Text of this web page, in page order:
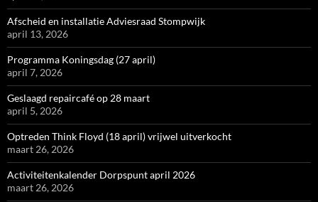
Afscheid en installatie Adviesraad Stompwijk
april 13, 2026
Programma Koningsdag (27 april)
april 7, 2026
Geslaagd repaircafé op 28 maart
april 5, 2026
Optreden Think Floyd (18 april) vrijwel uitverkocht
maart 26, 2026
Activiteitenkalender Dorpspunt april 2026
maart 26, 2026